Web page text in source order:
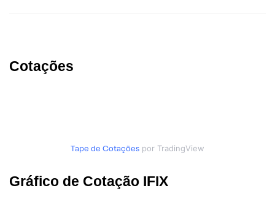
Cotações
Tape de Cotações por TradingView
Gráfico de Cotação IFIX